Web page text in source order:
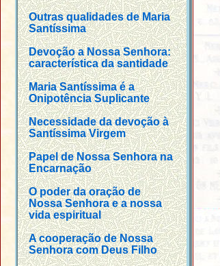
Outras qualidades de Maria
Santíssima
Devoção a Nossa Senhora:
característica da santidade
Maria Santíssima é a
Onipotência Suplicante
Necessidade da devoção à
Santíssima Virgem
Papel de Nossa Senhora na
Encarnação
O poder da oração de
Nossa Senhora e a nossa
vida espiritual
A cooperação de Nossa
Senhora com Deus Filho